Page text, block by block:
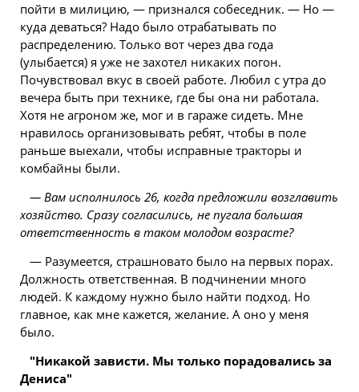
пойти в милицию, — признался собеседник. — Но —
куда деваться? Надо было отрабатывать по
распределению. Только вот через два года
(улыбается) я уже не захотел никаких погон.
Почувствовал вкус в своей работе. Любил с утра до
вечера быть при технике, где бы она ни работала.
Хотя не агроном же, мог и в гараже сидеть. Мне
нравилось организовывать ребят, чтобы в поле
раньше выехали, чтобы исправные тракторы и
комбайны были.
— Вам исполнилось 26, когда предложили возглавить
хозяйство. Сразу согласились, не пугала большая
ответственность в таком молодом возрасте?
— Разумеется, страшновато было на первых порах.
Должность ответственная. В подчинении много
людей. К каждому нужно было найти подход. Но
главное, как мне кажется, желание. А оно у меня
было.
"Никакой зависти. Мы только порадовались за
Дениса"